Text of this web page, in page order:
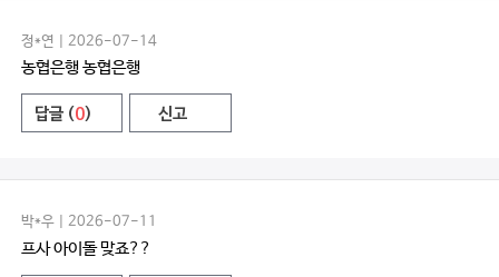
정*연 | 2026-07-14
농협은행 농협은행
답글 (0) 신고
박*우 | 2026-07-11
프사 아이돌 맞죠??